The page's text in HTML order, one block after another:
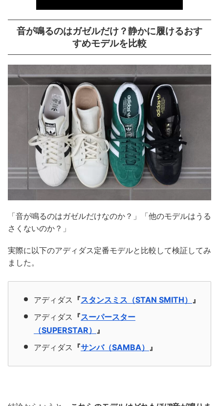
音が鳴るのはガゼルだけ？静かに履けるおす
すめモデルを比較
「音が鳴るのはガゼルだけなのか？」「他のモデルはうる
さくないのか？」
実際に以下のアディダス定番モデルと比較して検証してみ
ました。
アディダス 『スタンスミス（STAN SMITH） 』
アディダス 『スーパースター
（SUPERSTAR） 』
アディダス 『サンバ（SAMBA） 』